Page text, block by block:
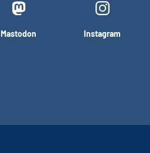
Mastodon Instagram